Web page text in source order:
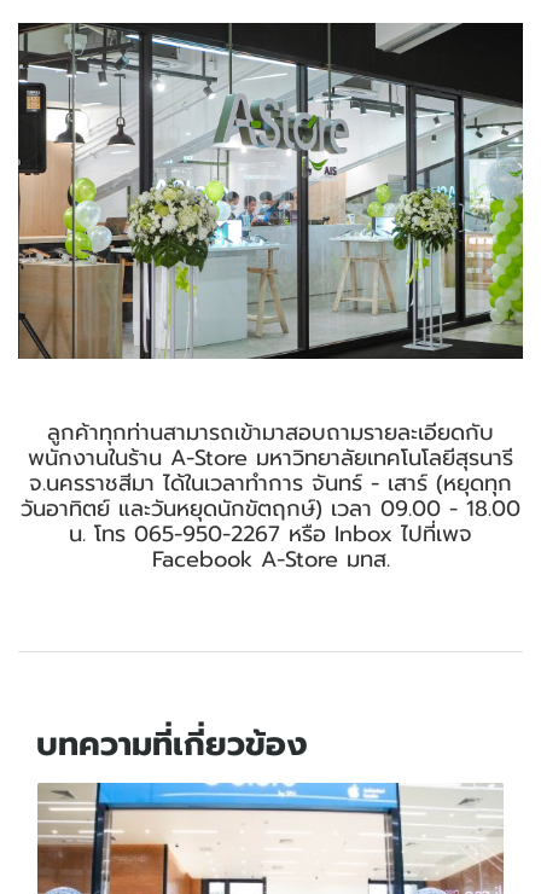
ลูกค้าทุกท่านสามารถเข้ามาสอบถามรายละเอียดกับ
พนักงานในร้าน A-Store มหาวิทยาลัยเทคโนโลยีสุรนารี
จ.นครราชสีมา ได้ในเวลาทำการ จันทร์ - เสาร์ (หยุดทุก
วันอาทิตย์ และวันหยุดนักขัตฤกษ์) เวลา 09.00 - 18.00
น. โทร 065-950-2267 หรือ Inbox ไปที่เพจ
Facebook A-Store มทส.
บทความที่เกี่ยวข้อง